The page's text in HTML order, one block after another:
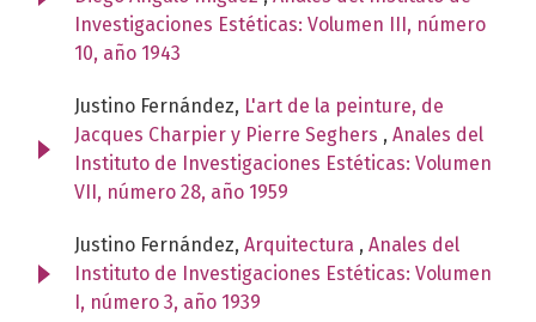
Investigaciones Estéticas: Volumen III, número
10, año 1943
Justino Fernández, L'art de la peinture, de
Jacques Charpier y Pierre Seghers , Anales del
Instituto de Investigaciones Estéticas: Volumen
VII, número 28, año 1959
Justino Fernández, Arquitectura , Anales del
Instituto de Investigaciones Estéticas: Volumen
I, número 3, año 1939